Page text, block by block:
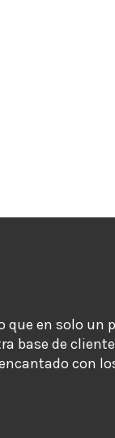
que en solo un
base de
con